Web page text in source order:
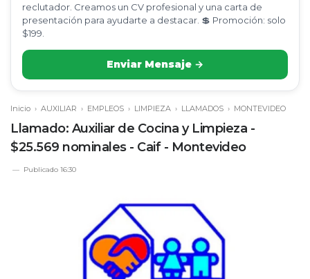
reclutador. Creamos un CV profesional y una carta de
presentación para ayudarte a destacar. 💲 Promoción: solo
$199.
Enviar Mensaje →
Inicio › AUXILIAR › EMPLEOS › LIMPIEZA › LLAMADOS › MONTEVIDEO
Llamado: Auxiliar de Cocina y Limpieza -
$25.569 nominales - Caif - Montevideo
Publicado 16:30